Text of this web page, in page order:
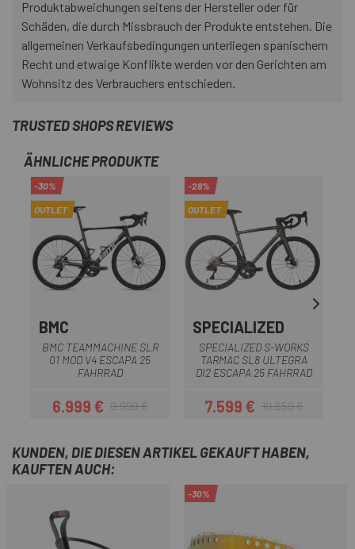
Produktabweichungen seitens der Hersteller oder für
Schäden, die durch Missbrauch der Produkte entstehen. Die
allgemeinen Verkaufsbedingungen unterliegen spanischem
Recht und etwaige Konflikte werden vor den Gerichten am
Wohnsitz des Verbrauchers entschieden.
TRUSTED SHOPS REVIEWS
ÄHNLICHE PRODUKTE
-30%
OUTLET
BMC
BMC TEAMMACHINE SLR
01 MOD V4 ESCAPA 25
FAHRRAD
Preis
6.999 €Regulärer Preis
9.999 €
-28%
OUTLET
SPECIALIZED
SPECIALIZED S-WORKS
TARMAC SL8 ULTEGRA
DI2 ESCAPA 25 FAHRRAD
Preis
7.599 €Regulärer Preis
10.659 €
KUNDEN, DIE DIESEN ARTIKEL GEKAUFT HABEN,
KAUFTEN AUCH:
-30%